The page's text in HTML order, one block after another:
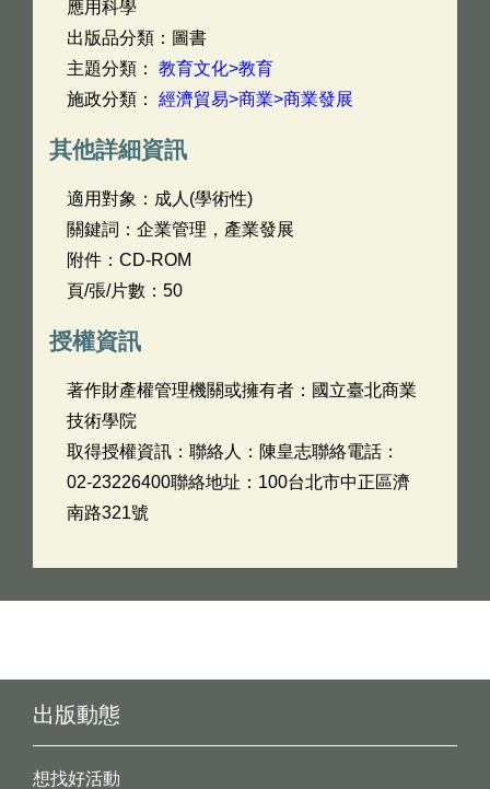
應用科學
出版品分類：圖書
主題分類： 教育文化>教育
施政分類： 經濟貿易>商業>商業發展
其他詳細資訊
適用對象：成人(學術性)
關鍵詞：企業管理，產業發展
附件：CD-ROM
頁/張/片數：50
授權資訊
著作財產權管理機關或擁有者：國立臺北商業
技術學院
取得授權資訊：聯絡人：陳皇志聯絡電話：
02-23226400聯絡地址：100台北市中正區濟
南路321號
出版動態
想找好活動